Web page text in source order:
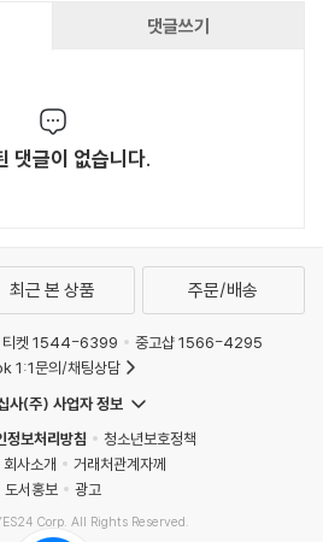
댓글쓰기
댓글이 없습니다.
최근 본 상품 주문/배송
티켓 1544-6399
중고샵 1566-4295
1:1문의/채팅상담
사(주) 사업자 정보
정보처리방침
청소년보호정책
회사소개
거래처관계자께
도서홍보
광고
Corp. All Rights Reserved.